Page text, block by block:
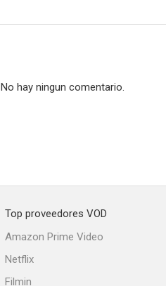
No hay ningun comentario.
Top proveedores VOD
Amazon Prime Video
Netflix
Filmin